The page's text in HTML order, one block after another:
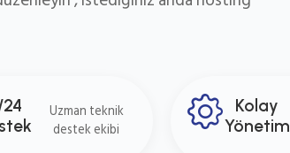
Uzman teknik
destek ekibi
Kolay
Yönetim